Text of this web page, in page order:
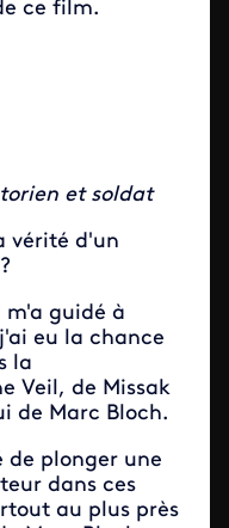
ce film.
et soldat
vérité d'un
m'a guidé à
eu la chance
la
Veil, de Missak
de Marc Bloch.
plonger une
dans ces
au plus près